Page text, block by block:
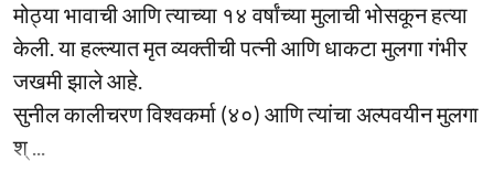
मोठ्या भावाची आणि त्याच्या १४ वर्षांच्या मुलाची भोसकून हत्या
केली. या हल्ल्यात मृत व्यक्तीची पत्नी आणि धाकटा मुलगा गंभीर
जखमी झाले आहे.
सुनील कालीचरण विश्वकर्मा (४०) आणि त्यांचा अल्पवयीन मुलगा
श् ...